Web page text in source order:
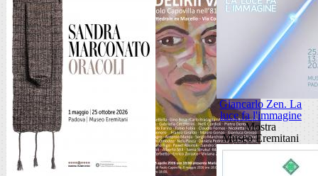
Giancarlo Zen. La
luce fa l'immagine
Mostra
Museo Eremitani